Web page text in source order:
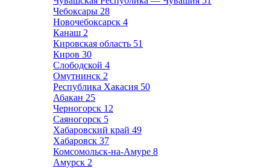
Чебоксары 28
Новочебоксарск 4
Канаш 2
Кировская область 51
Киров 30
Слободской 4
Омутнинск 2
Республика Хакасия 50
Абакан 25
Черногорск 12
Саяногорск 5
Хабаровский край 49
Хабаровск 37
Комсомольск-на-Амуре 8
Амурск 2